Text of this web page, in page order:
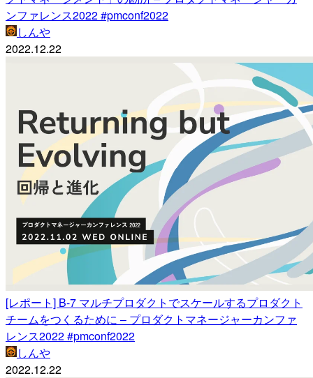
ンファレンス2022 #pmconf2022
しんや
2022.12.22
[レポート] B-7 マルチプロダクトでスケールするプロダクト
チームをつくるために – プロダクトマネージャーカンファ
レンス2022 #pmconf2022
しんや
2022.12.22